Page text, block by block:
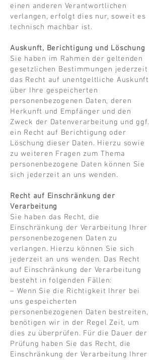
einen anderen Verantwortlichen
verlangen, erfolgt dies nur, soweit es
technisch machbar ist.
Auskunft, Berichtigung und Löschung
Sie haben im Rahmen der geltenden
gesetzlichen Bestimmungen jederzeit
das Recht auf unentgeltliche Auskunft
über Ihre gespeicherten
personenbezogenen Daten, deren
Herkunft und Empfänger und den
Zweck der Datenverarbeitung und ggf.
ein Recht auf Berichtigung oder
Löschung dieser Daten. Hierzu sowie
zu weiteren Fragen zum Thema
personenbezogene Daten können Sie
sich jederzeit an uns wenden.
Recht auf Einschränkung der
Verarbeitung
Sie haben das Recht, die
Einschränkung der Verarbeitung Ihrer
personenbezogenen Daten zu
verlangen. Hierzu können Sie sich
jederzeit an uns wenden. Das Recht
auf Einschränkung der Verarbeitung
besteht in folgenden Fällen:
– Wenn Sie die Richtigkeit Ihrer bei
uns gespeicherten
personenbezogenen Daten bestreiten,
benötigen wir in der Regel Zeit, um
dies zu überprüfen. Für die Dauer der
Prüfung haben Sie das Recht, die
Einschränkung der Verarbeitung Ihrer